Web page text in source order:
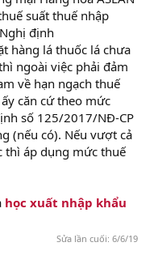
suất thuế nhập
định
hàng lá thuốc lá chưa
ngoài việc phải đảm
về hạn ngạch thuế
căn cứ theo mức
số 125/2017/NĐ-CP
(nếu có). Nếu vượt cả
thì áp dụng mức thuế
học xuất nhập khẩu
Sửa lần cuối: 6/6/19